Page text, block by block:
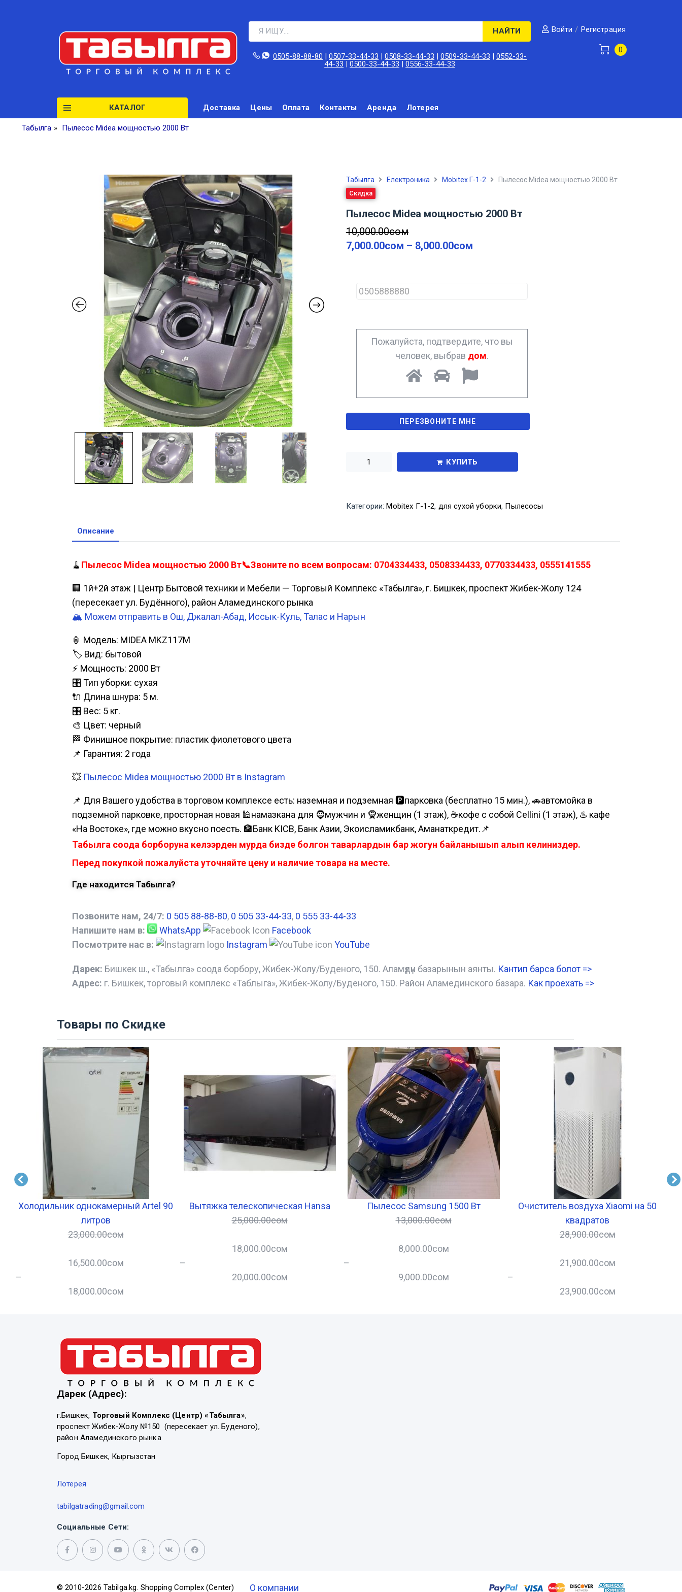
НАЙТИ
0505-88-88-80‬ |0507-33-44-33 |0508-33-44-33 |0509-33-44-33 |0552-33-
44-33 |0500-33-44-33 |0556-33-44-33
Войти / Регистрация
0
КАТАЛОГ Доставка Цены Оплата Контакты Аренда Лотерея
Табылга » Пылесос Midea мощностью 2000 Вт
Табылга Електроника Mobitex Г-1-2 Пылесос Midea мощностью 2000 Вт
Скидка
Пылесос Midea мощностью 2000 Вт
10,000.00сом
7,000.00сом – 8,000.00сом
h
Пожалуйста, подтвердите, что вы
человек, выбрав дом.
КУПИТЬ
Категории: Mobitex Г-1-2, для сухой уборки, Пылесосы
Описание
🧹 Пылесос Midea мощностью 2000 Вт📞Звоните по всем вопросам: 0704334433, 0508334433, 0770334433, 0555141555
🏢 1й+2й этаж | Центр Бытовой техники и Мебели — Торговый Комплекс «Табылга», г. Бишкек, проспект Жибек-Жолу 124
(пересекает ул. Будённого), район Аламединского рынка
🏔️ Можем отправить в Ош, Джалал-Абад, Иссык-Куль, Талас и Нарын
🏮 Модель: MIDEA MKZ117M
🏷️ Вид: бытовой
⚡ Мощность: 2000 Вт
🎛️ Тип уборки: сухая
🔌 Длина шнура: 5 м.
🎛️ Вес: 5 кг.
🎨 Цвет: черный
🏁 Финишное покрытие: пластик фиолетового цвета
📌 Гарантия: 2 года
💥 Пылесос Midea мощностью 2000 Вт в Instagram
📌 Для Вашего удобства в торговом комплексе есть: наземная и подземная 🅿парковка (бесплатно 15 мин.), 🚗автомойка в
подземной парковке, просторная новая 🕌намазкана для 🧔мужчин и 🧕женщин (1 этаж), ☕кофе с собой Cellini (1 этаж), ♨️ кафе
«На Востоке», где можно вкусно поесть. 🏦Банк KICB, Банк Азии, Экоисламикбанк, Аманаткредит.📌
Табылга соода борборуна келээрден мурда бизде болгон таварлардын бар жогун байланышып алып келиниздер.
Перед покупкой пожалуйста уточняйте цену и наличие товара на месте.
Где находится Табылга?
Позвоните нам, 24/7: 0 505 88-88-80, 0 505 33-44-33, 0 555 33-44-33
Напишите нам в:
WhatsApp
Facebook
Посмотрите нас в:
Instagram YouTube
Дарек: Бишкек ш., «Табылга» соода борбору, Жибек-Жолу/Буденого, 150. Аламүдүн базарынын аянты. Кантип барса болот =>
Адрес: г. Бишкек, торговый комплекс «Таблыга», Жибек-Жолу/Буденого, 150. Район Аламединского базара. Как проехать =>
Товары по Скидке
Холодильник однокамерный Artel 90
литров
23,000.00сом
16,500.00сом
–
18,000.00сом
Вытяжка телескопическая Hansa
25,000.00сом
18,000.00сом
–
20,000.00сом
Пылесос Samsung 1500 Вт
13,000.00сом
8,000.00сом
–
9,000.00сом
Очиститель воздуха Xiaomi на 50
квадратов
28,900.00сом
21,900.00сом
–
23,900.00сом
Дарек (Адрес):
г.Бишкек, Торговый Комплекс (Центр) «Табылга»,
проспект Жибек-Жолу №150 (пересекает ул. Буденого),
район Аламединского рынка
Город Бишкек, Кыргызстан
Лотерея
tabilgatrading@gmail.com
Социальные Сети:
© 2010-2026 Tabilga.kg. Shopping Complex (Center) О компании